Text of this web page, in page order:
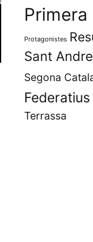
Primera
Protagonistes
Sant
Segona
Federatius
Terrassa